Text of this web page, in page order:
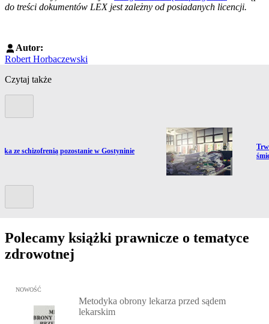
do treści dokumentów LEX jest zależny od posiadanych licencji.
Autor:
Robert Horbaczewski
Czytaj także
do artykułu:
ze schizofrenią pozostanie w Gostyninie
Polecamy książki prawnicze o tematyce
zdrowotnej
Przejdź do: Metodyka obrony lekarza przed sądem lekarskim,
NOWOŚĆ
Metodyka obrony lekarza przed sądem
lekarskim